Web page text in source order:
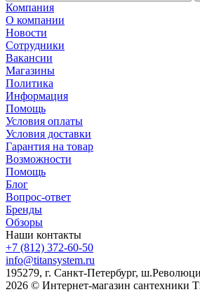
Компания
О компании
Новости
Сотрудники
Вакансии
Магазины
Политика
Информация
Помощь
Условия оплаты
Условия доставки
Гарантия на товар
Возможности
Помощь
Блог
Вопрос-ответ
Бренды
Обзоры
Наши контакты
+7 (812) 372-60-50
info@titansystem.ru
195279, г. Санкт-Петербург,
2026 © Интернет-магазин сантехники